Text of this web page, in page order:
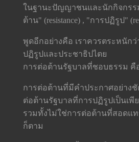
ในฐานะปัญญาชนและนักกิจกรร
ต้าน" (resistance) , "การปฏิรูป"
พูดอีกอย่างคือ เราควรตระหนัก
ปฏิรูปและประชาธิปไตย
การต่อต้านรัฐบาลที่ชอบธรรม คื
การต่อต้านที่มีคำประกาศอย่าง
ต่อต้านรัฐบาลที่การปฏิรูปเป็นเ
รวมทั้งไม่ใช่การต่อต้านที่สอดแ
ก็ตาม